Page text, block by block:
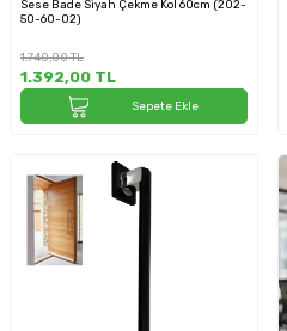
Sese Bade Siyah Çekme Kol 60cm (202-
50-60-02)
1.740,00TL
1.392,00 TL
Sepete Ekle